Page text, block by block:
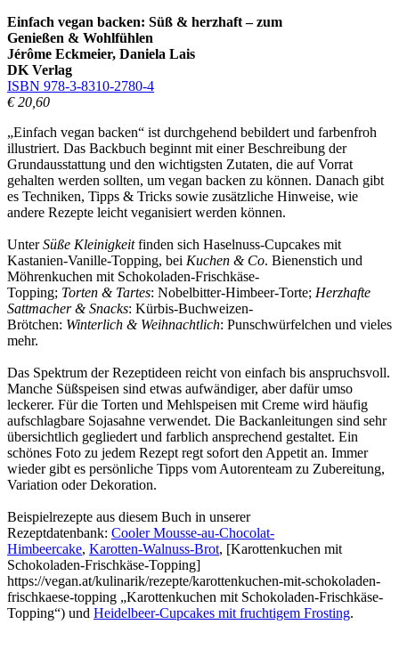
Einfach vegan backen: Süß & herzhaft – zum
Genießen & Wohlfühlen
Jérôme Eckmeier, Daniela Lais
DK Verlag
ISBN 978-3-8310-2780-4
€ 20,60
„Einfach vegan backen“ ist durchgehend bebildert und farbenfroh
illustriert. Das Backbuch beginnt mit einer Beschreibung der
Grundausstattung und den wichtigsten Zutaten, die auf Vorrat
gehalten werden sollten, um vegan backen zu können. Danach gibt
es Techniken, Tipps & Tricks sowie zusätzliche Hinweise, wie
andere Rezepte leicht veganisiert werden können.
UnterSüße Kleinigkeitfinden sich Haselnuss-Cupcakes mit
Kastanien-Vanille-Topping, bei Kuchen & Co. Bienenstich und
Möhrenkuchen mit Schokoladen-Frischkäse-
Topping; Torten & Tartes: Nobelbitter-Himbeer-Torte; Herzhafte
Sattmacher & Snacks: Kürbis-Buchweizen-
Brötchen: Winterlich & Weihnachtlich: Punschwürfelchen und vieles
mehr.
Das Spektrum der Rezeptideen reicht von einfach bis anspruchsvoll.
Manche Süßspeisen sind etwas aufwändiger, aber dafür umso
leckerer. Für die Torten und Mehlspeisen mit Creme wird häufig
aufschlagbare Sojasahne verwendet. Die Backanleitungen sind sehr
übersichtlich gegliedert und farblich ansprechend gestaltet. Ein
schönes Foto zu jedem Rezept regt sofort den Appetit an. Immer
wieder gibt es persönliche Tipps vom Autorenteam zu Zubereitung,
Variation oder Dekoration.
Beispielrezepte aus diesem Buch in unserer
Rezeptdatenbank: Cooler Mousse-au-Chocolat-
Himbeercake, Karotten-Walnuss-Brot, [Karottenkuchen mit
Schokoladen-Frischkäse-Topping]
https://vegan.at/kulinarik/rezepte/karottenkuchen-mit-schokoladen-
frischkaese-topping „Karottenkuchen mit Schokoladen-Frischkäse-
Topping“) und Heidelbeer-Cupcakes mit fruchtigem Frosting.